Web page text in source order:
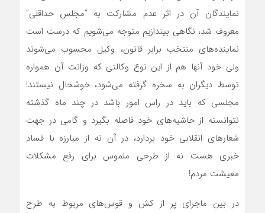
نمایندگان آن در اثر عدم مشارکت به “مجلس حداقلی”
معروف شد، نگاهی بیندازیم متوجه می‌شویم که درست است
نماینده‌های منتخب برابر قانون، وکیل محسوب می‌شوند
ولی خود آنها هم از این نوع وکالتی که وزانت آن همواره
توسط دیگران به سخره گرفته می‌شود، خوشحال نیستند!
مجلسی که باید در راس امور باشد در چند ماه گذشته
نتوانسته از حاشیه‌های خود فاصله بگیرد و گامی در جهت
شعارهای انقلابی خود بردارد، در آن نه از مبارزه با فساد
خبری هست نه از طرحی ملموس برای رفع مشکلات
معیشت مردم!
در بین ماجرای پر از کش و قوس‌های مربوط به طرح